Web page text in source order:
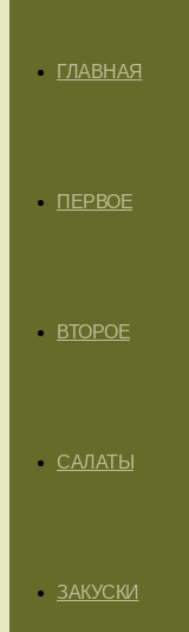
ГЛАВНАЯ
ПЕРВОЕ
ВТОРОЕ
САЛАТЫ
ЗАКУСКИ